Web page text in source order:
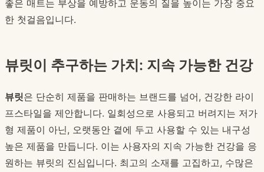
좋은 매트는 부상을 예방하고 운동의 질을 높이는 가장 중요
한 첫걸음입니다.
뷰릿이 추구하는 가치: 지속 가능한 건강
뷰릿은 단순히 제품을 판매하는 브랜드를 넘어, 건강한 라이
프스타일을 제안합니다. 일회성으로 사용되고 버려지는 저가
형 제품이 아닌, 오랫동안 곁에 두고 사용할 수 있는 내구성
높은 제품을 만듭니다. 이는 사용자의 지속 가능한 건강을 응
원하는 뷰릿의 진심입니다. 최고의 소재를 고집하고, 수많은